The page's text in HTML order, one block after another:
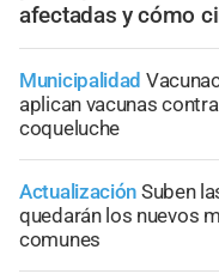
afectadas y cómo
Municipalidad
aplican vacunas
coqueluche
Actualización Suben
quedarán los nuevos
comunes